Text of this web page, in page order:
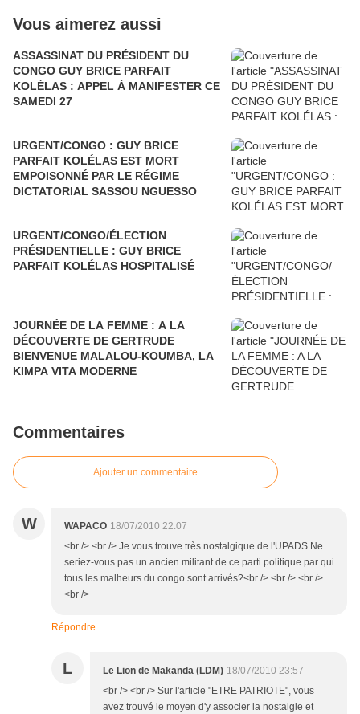
Vous aimerez aussi
ASSASSINAT DU PRÉSIDENT DU
CONGO GUY BRICE PARFAIT
KOLÉLAS : APPEL À MANIFESTER CE
SAMEDI 27
URGENT/CONGO : GUY BRICE
PARFAIT KOLÉLAS EST MORT
EMPOISONNÉ PAR LE RÉGIME
DICTATORIAL SASSOU NGUESSO
URGENT/CONGO/ÉLECTION
PRÉSIDENTIELLE : GUY BRICE
PARFAIT KOLÉLAS HOSPITALISÉ
JOURNÉE DE LA FEMME : A LA
DÉCOUVERTE DE GERTRUDE
BIENVENUE MALALOU-KOUMBA, LA
KIMPA VITA MODERNE
Commentaires
Ajouter un commentaire
W WAPACO 18/07/2010 22:07
<br /> <br /> Je vous trouve très nostalgique de l'UPADS.Ne
seriez-vous pas un ancien militant de ce parti politique par qui
tous les malheurs du congo sont arrivés?<br /> <br /> <br />
<br />
Répondre
L Le Lion de Makanda (LDM) 18/07/2010 23:57
<br /> <br /> Sur l'article "ETRE PATRIOTE", vous
avez trouvé le moyen d'y associer la nostalgie et